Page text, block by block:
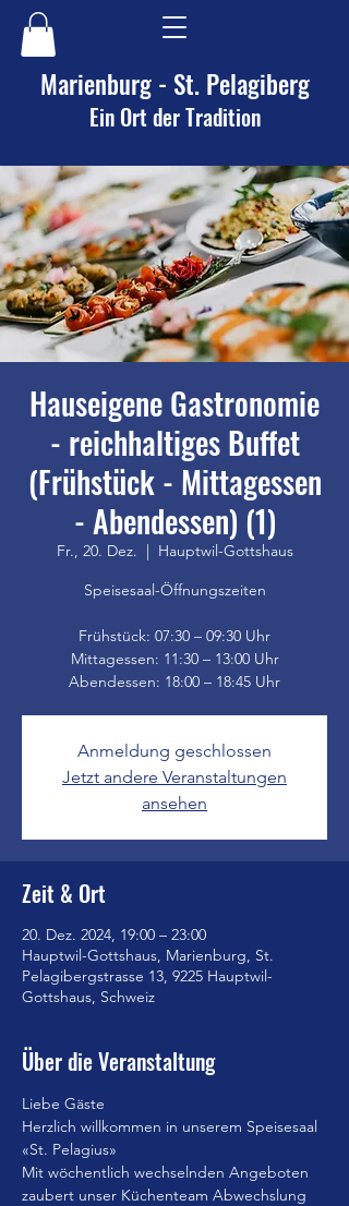
Marienburg - St. Pelagiberg
Ein Ort der Tradition
Hauseigene Gastronomie
- reichhaltiges Buffet
(Frühstück - Mittagessen
- Abendessen) (1)
Fr., 20. Dez.
  |
Hauptwil-Gottshaus
Speisesaal-Öffnungszeiten
Frühstück: 07:30 – 09:30 Uhr
Mittagessen: 11:30 – 13:00 Uhr
Anmeldung geschlossen
Jetzt andere Veranstaltungen
ansehen
Zeit & Ort
20. Dez. 2024, 19:00 – 23:00
Hauptwil-Gottshaus, Marienburg, St.
Pelagibergstrasse 13, 9225 Hauptwil-
Gottshaus, Schweiz
Über die Veranstaltung
Liebe Gäste
Herzlich willkommen in unserem Speisesaal
«St. Pelagius»
Mit wöchentlich wechselnden Angeboten
zaubert unser Küchenteam Abwechslung